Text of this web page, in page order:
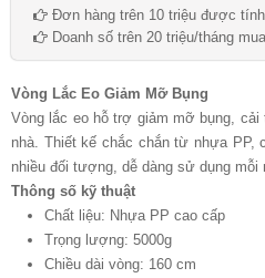
Đơn hàng trên 10 triệu được
Doanh số trên 20 triệu/tháng
Vòng Lắc Eo Giảm Mỡ Bụng
Vòng lắc eo hỗ trợ giảm mỡ bụng, cải
nhà. Thiết kế chắc chắn từ nhựa PP,
nhiều đối tượng, dễ dàng sử dụng mỗi
Thông số kỹ thuật
Chất liệu: Nhựa PP cao cấp
Trọng lượng: 5000g
Chiều dài vòng: 160 cm